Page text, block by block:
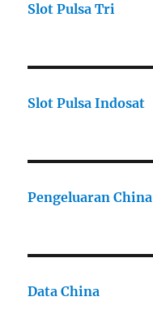
Slot Pulsa Tri
Slot Pulsa Indosat
Pengeluaran China
Data China